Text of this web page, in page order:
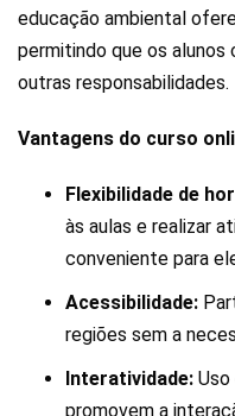
educação ambiental
permitindo que os
outras responsabilidades.
Vantagens do curso
Flexibilidade de
às aulas e realizar
conveniente para
Acessibilidade:
regiões sem a
Interatividade:
promovem a